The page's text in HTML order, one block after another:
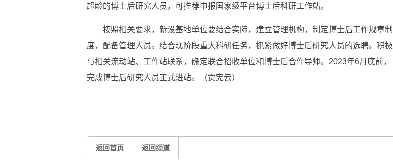
超龄的博士后研究人员，可推荐申报国家级平台博士后科研工作站。
按照相关要求，新设基地单位要结合实际，建立管理机构，制定博士后工作规章制
度，配备管理人员。结合现阶段重大科研任务，抓紧做好博士后研究人员的选聘。积极
与相关流动站、工作站联系，确定联合招收单位和博士后合作导师。2023年6月底前，
完成博士后研究人员正式进站。（贡宪云）
返回首页 返回频道